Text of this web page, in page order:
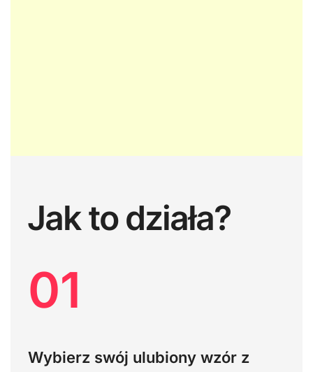
Jak to działa?
01
Wybierz swój ulubiony wzór z